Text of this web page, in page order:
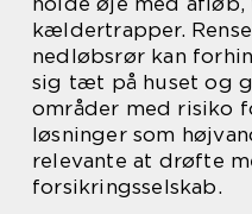
kældertrapper.
nedløbsrør kan
sig tæt på huset og
områder med risiko
løsninger som
relevante at drøfte
forsikringsselskab.